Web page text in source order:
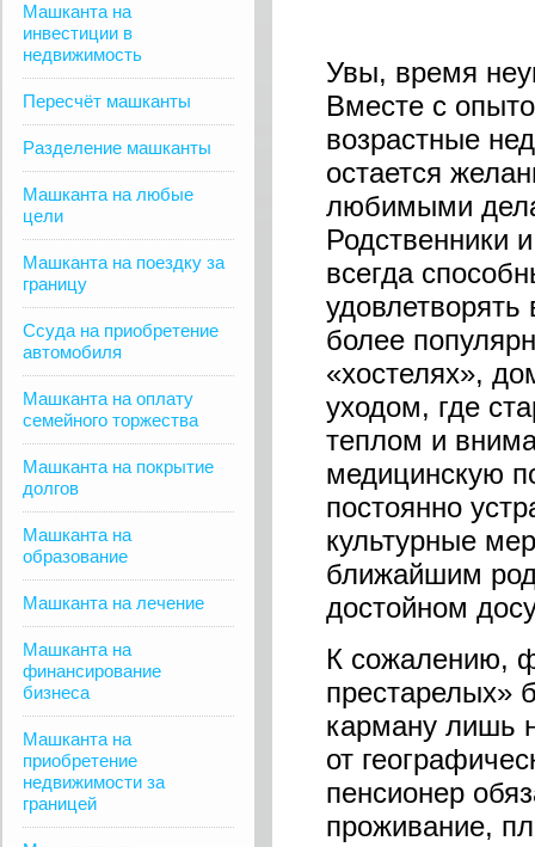
Машканта на
инвестиции в
недвижимость
Пересчёт машканты
Разделение машканты
Машканта на любые
цели
Машканта на поездку за
границу
Ссуда на приобретение
автомобиля
Машканта на оплату
семейного торжества
Машканта на покрытие
долгов
Машканта на
образование
Машканта на лечение
Машканта на
финансирование
бизнеса
Машканта на
приобретение
недвижимости за
границей
Увы, время
Вместе с
возрастные
остается
любимыми
Родственники
всегда
более
«хостелях»,
уходом, где
теплом и
медицинскую
постоянно
культурные
ближайшим
достойном
К сожалению,
престарелых»
карману лишь
от
пенсионер
проживание,